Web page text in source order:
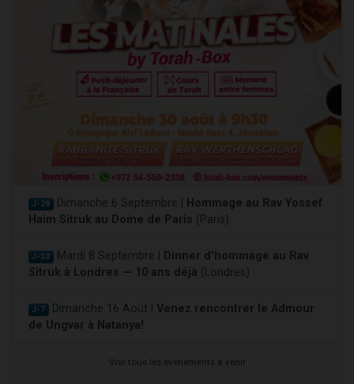
J-28 Dimanche 6 Septembre |
Hommage au Rav Yossef
Haim Sitruk au Dome de Paris (Paris)
J-30 Mardi 8 Septembre |
Dinner d'hommage au Rav
Sitruk à Londres — 10 ans déjà (Londres)
J-7 Dimanche 16 Août | Venez rencontrer le Admour
de Ungvar à Natanya!
Voir tous les événements à venir